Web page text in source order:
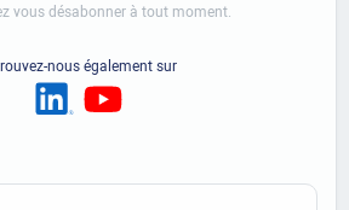
vous désabonner à tout moment.
nous également sur